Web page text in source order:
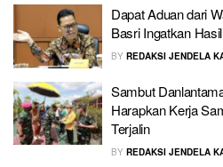
Dapat Aduan dari
Basri Ingatkan
BY REDAKSI JENDELA
Sambut
Harapkan Kerja
Terjalin
BY REDAKSI JENDELA